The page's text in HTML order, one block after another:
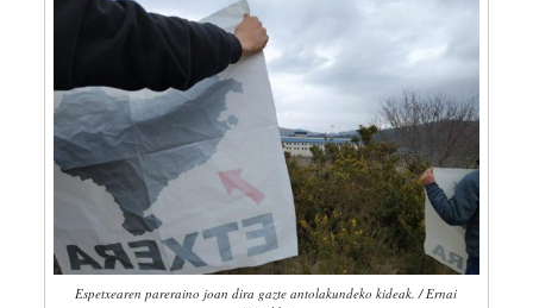
Espetxearen pareraino joan dira gazte antolakundeko kideak. / Ernai